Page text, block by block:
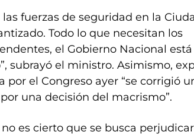
fuerzas de seguridad en la
Todo lo que necesitan los
el Gobierno Nacional está
subrayó el ministro. Asimismo,
por el Congreso ayer “se corrigió
una decisión del macrismo”.
es cierto que se busca